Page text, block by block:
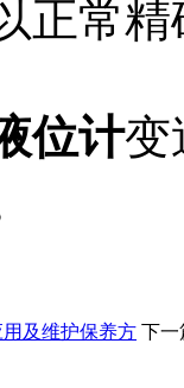
正常
位计变
及维护保养方 下一